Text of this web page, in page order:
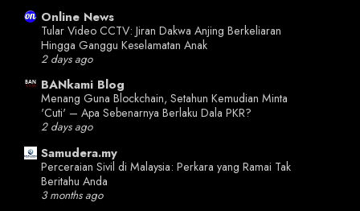
Online News
Tular Video CCTV: Jiran Dakwa Anjing Berkeliaran
Hingga Ganggu Keselamatan Anak
2 days ago
BANkami Blog
Menang Guna Blockchain, Setahun Kemudian Minta
'Cuti' – Apa Sebenarnya Berlaku Dala PKR?
2 days ago
Samudera.my
Perceraian Sivil di Malaysia: Perkara yang Ramai Tak
Beritahu Anda
3 months ago